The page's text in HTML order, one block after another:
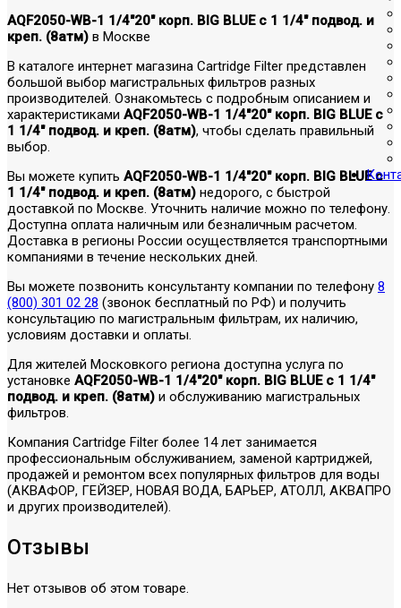
AQF2050-WB-1 1/4"20" корп. BIG BLUE c 1 1/4" подвод. и
креп. (8атм) в Москве
В каталоге интернет магазина Cartridge Filter представлен
большой выбор магистральных фильтров разных
производителей. Ознакомьтесь с подробным описанием и
характеристиками AQF2050-WB-1 1/4"20" корп. BIG BLUE c
1 1/4" подвод. и креп. (8атм), чтобы сделать правильный
выбор.
Вы можете купить AQF2050-WB-1 1/4"20" корп. BIG BLUE c
1 1/4" подвод. и креп. (8атм) недорого, с быстрой
доставкой по Москве. Уточнить наличие можно по телефону.
Доступна оплата наличным или безналичным расчетом.
Доставка в регионы России осуществляется транспортными
компаниями в течение нескольких дней.
Вы можете позвонить консультанту компании по телефону 8
(800) 301 02 28 (звонок бесплатный по РФ) и получить
консультацию по магистральным фильтрам, их наличию,
условиям доставки и оплаты.
Для жителей Московкого региона доступна услуга по
установке AQF2050-WB-1 1/4"20" корп. BIG BLUE c 1 1/4"
подвод. и креп. (8атм) и обслуживанию магистральных
фильтров.
Компания Cartridge Filter более 14 лет занимается
профессиональным обслуживанием, заменой картриджей,
продажей и ремонтом всех популярных фильтров для воды
(АКВАФОР, ГЕЙЗЕР, НОВАЯ ВОДА, БАРЬЕР, АТОЛЛ, АКВАПРО
и других производителей).
Отзывы
Нет отзывов об этом товаре.